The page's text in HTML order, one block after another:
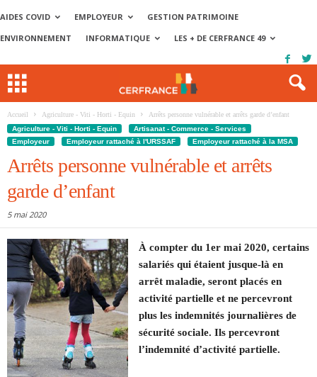
AIDES COVID EMPLOYEUR
GESTION PATRIMOINE
ENVIRONNEMENT
INFORMATIQUE LES + DE CERFRANCE 49
Accueil Agriculture - Viti - Horti - Equin
Arrêts personne vulnérable et arrêts garde d’enfant
Agriculture - Viti - Horti - Equin
Artisanat - Commerce - Services
Employeur
Employeur rattaché à l'URSSAF Employeur rattaché à la MSA
Arrêts personne vulnérable et arrêts
garde d’enfant
5 mai 2020
À compter du 1er mai 2020, certains
salariés qui étaient jusque-là en
arrêt maladie, seront placés en
activité partielle et ne percevront
plus les indemnités journalières de
sécurité sociale. Ils percevront
l’indemnité d’activité partielle.